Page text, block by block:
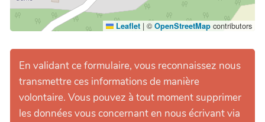
Leaflet | © OpenStreetMap contributors
En validant ce formulaire, vous reconnaissez nous
transmettre ces informations de manière
volontaire. Vous pouvez à tout moment supprimer
les données vous concernant en nous écrivant via